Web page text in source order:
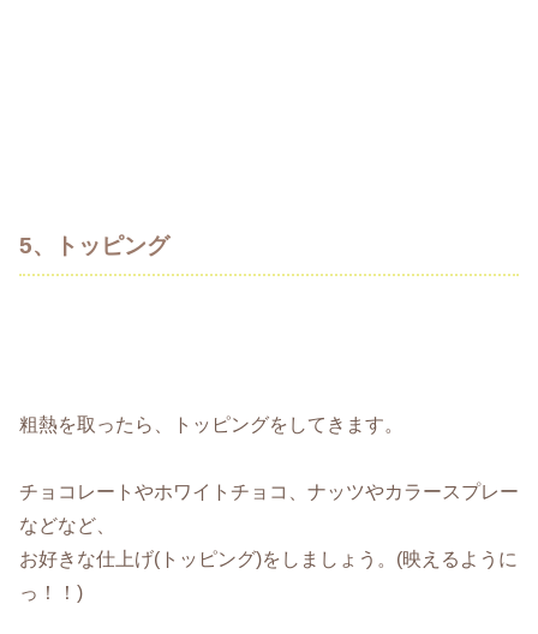
5、トッピング
粗熱を取ったら、トッピングをしてきます。
チョコレートやホワイトチョコ、ナッツやカラースプレー
などなど、
お好きな仕上げ(トッピング)をしましょう。(映えるように
っ！！)